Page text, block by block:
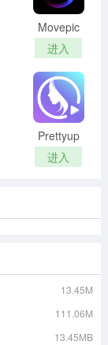
Movepic
进入
Prettyup
软件
进入
13.45M
111.06M
13.45MB